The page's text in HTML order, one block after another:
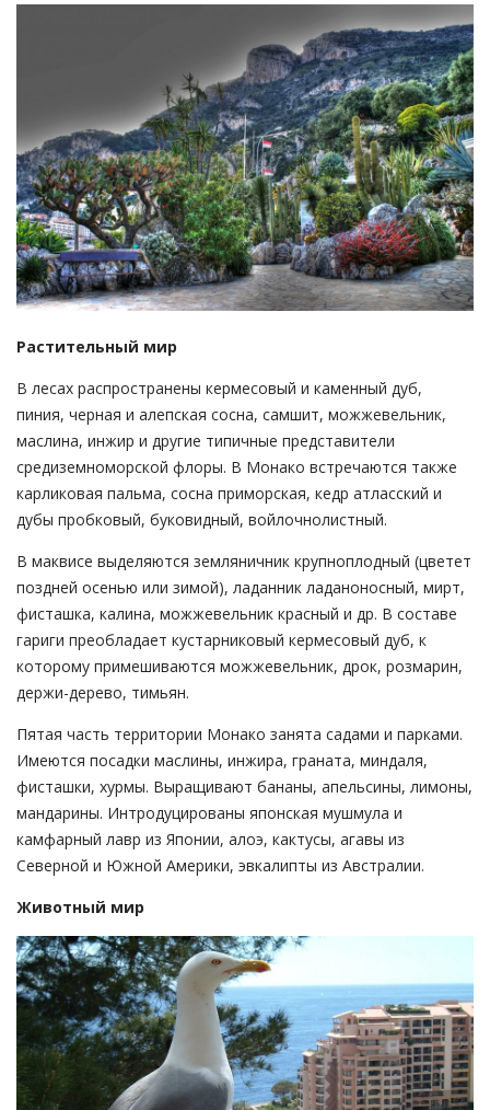
Растительный мир
В лесах распространены кермесовый и каменный дуб,
пиния, черная и алепская сосна, самшит, можжевельник,
маслина, инжир и другие типичные представители
средиземноморской флоры. В Монако встречаются также
карликовая пальма, сосна приморская, кедр атласский и
дубы пробковый, буковидный, войлочнолистный.
В маквисе выделяются земляничник крупноплодный (цветет
поздней осенью или зимой), ладанник ладаноносный, мирт,
фисташка, калина, можжевельник красный и др. В составе
гариги преобладает кустарниковый кермесовый дуб, к
которому примешиваются можжевельник, дрок, розмарин,
держи-дерево, тимьян.
Пятая часть территории Монако занята садами и парками.
Имеются посадки маслины, инжира, граната, миндаля,
фисташки, хурмы. Выращивают бананы, апельсины, лимоны,
мандарины. Интродуцированы японская мушмула и
камфарный лавр из Японии, алоэ, кактусы, агавы из
Северной и Южной Америки, эвкалипты из Австралии.
Животный мир